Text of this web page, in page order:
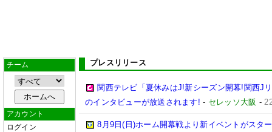
チーム
アカウント
ログイン
プレスリリース
関西テレビ「夏休みはJ!新シーズン開幕!関西J
のインタビューが放送されます! - セレッソ大阪 -
8月9日(日)ホーム開幕戦より新イベントがスタ